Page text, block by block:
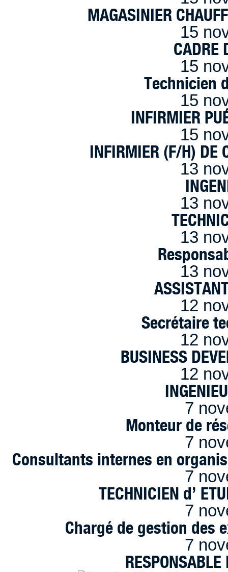
MAGASINIER
15
CADRE
15
Technicien
15
INFIRMIER
15
INFIRMIER (F/H) DE
13
13
13
13
12
Secrétaire
12
BUSINESS
12
7
Monteur de
7
Consultants internes en
7
TECHNICIEN d’
7
Chargé de gestion des
7